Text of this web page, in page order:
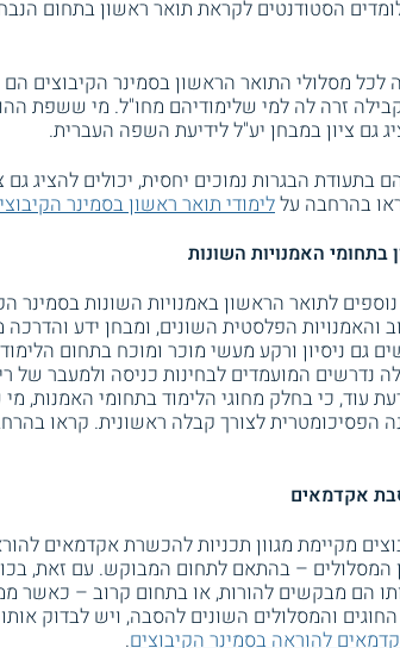
הסטודנטים לקראת תואר ראשון בתחום
לכל מסלולי התואר הראשון בסמינר הקיבוצים
זרה לה למי שלימודיהם מחו"ל. מי ששפת
גם ציון במבחן יע"ל לידיעת השפה העברית.
בתעודת הבגרות נמוכים יחסית, יכולים להציג
בהרחבה עללימודי תואר ראשון בסמינר
בתחומי האמנויות השונות
לתואר הראשון באמנויות השונות בסמינר
והאמנויות הפלסטית השונים, ומבחן ידע
גם ניסיון ורקע מעשי מוכר ומוכח בתחום
נדרשים המועמדים לבחינות כניסה ולמעבר של
הפסיכומטרית לצורך קבלה ראשונית. קראו
אקדמאים
מקיימת מגוון תכניות להכשרת אקדמאים
המסלולים – בהתאם לתחום המבוקש. עם זאת,
הם מבקשים להורות, או בתחום קרוב – כאשר
והמסלולים השונים להסבה, ויש לבדוק
להוראה בסמינר הקיבוצים.